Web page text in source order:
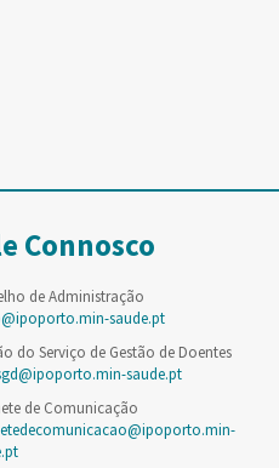
Connosco
de Administração
saude.pt
do Serviço de Gestão de Doentes
saude.pt
de Comunicação